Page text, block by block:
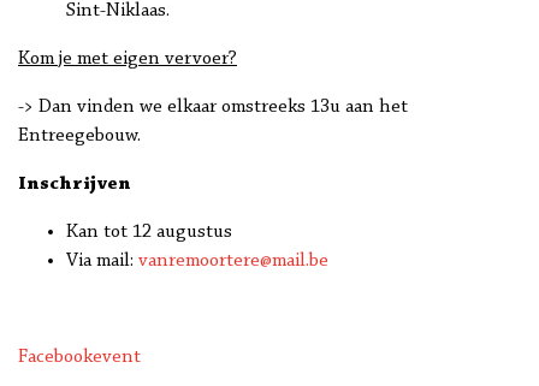
Sint-Niklaas.
Kom je met eigen vervoer?
-> Dan vinden we elkaar omstreeks 13u aan het
Entreegebouw.
Inschrijven
Kan tot 12 augustus
Via mail: vanremoortere@mail.be
Facebookevent